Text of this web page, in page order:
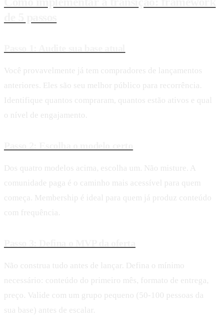
Você provavelmente já tem compradores de lançamentos
anteriores. Eles são seu melhor público para recorrência.
Identifique quantos compraram, quantos estão ativos e qual
o nível de engajamento.
Dos quatro modelos acima, escolha um. Não misture. A
comunidade paga é o caminho mais acessível para quem
começa. Membership é ideal para quem já produz conteúdo
com frequência.
Não construa tudo antes de lançar. Defina o mínimo
necessário: conteúdo do primeiro mês, formato de entrega,
preço. Valide com um grupo pequeno (50-100 pessoas da
sua base) antes de escalar.